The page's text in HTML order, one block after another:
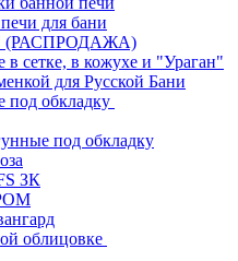
для бани
(РАСПРОДАЖА)
сетке, в кожухе и "Ураган"
для Русской Бани
под обкладку
под обкладку
ЗК
облицовке